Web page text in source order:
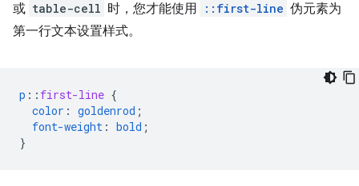
或 table-cell 时，您才能使用 ::first-line 伪元素为
第一行文本设置样式。
p :: first-line {
color : goldenrod ;
font-weight : bold ;
}